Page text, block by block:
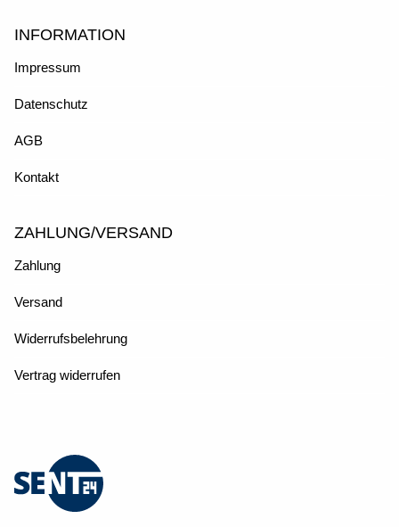
INFORMATION
Impressum
Datenschutz
AGB
Kontakt
ZAHLUNG/VERSAND
Zahlung
Versand
Widerrufsbelehrung
Vertrag widerrufen